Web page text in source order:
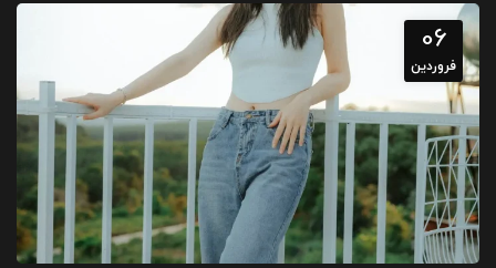
06
فروردین